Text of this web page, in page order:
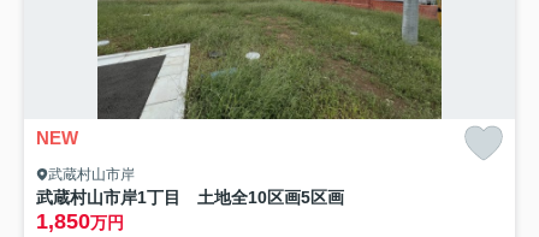
NEW
武蔵村山市岸
武蔵村山市岸1丁目 土地全10区画5区画
1,850万円